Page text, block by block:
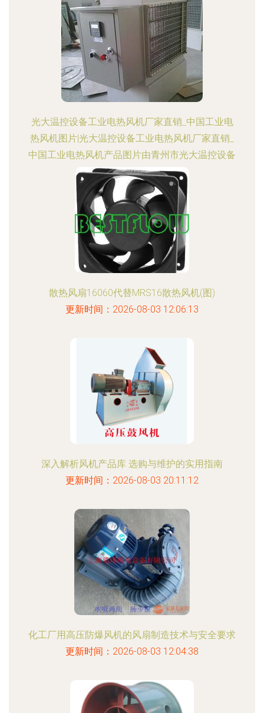
光大温控设备工业电热风机厂家直销_中国工业电
热风机图片|光大温控设备工业电热风机厂家直销_
中国工业电热风机产品图片由青州市光大温控设备
厂公司生产提供-
更新时间：2026-08-03 14:17:34
散热风扇16060代替MRS16散热风机(图)
更新时间：2026-08-03 12:06:13
深入解析风机产品库 选购与维护的实用指南
更新时间：2026-08-03 20:11:12
化工厂用高压防爆风机的风扇制造技术与安全要求
更新时间：2026-08-03 12:04:38